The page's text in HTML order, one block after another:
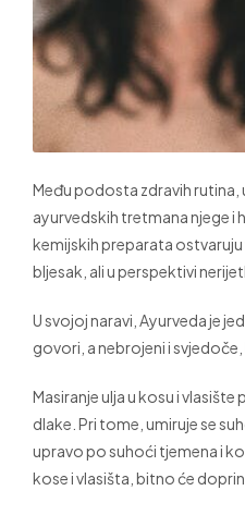
Među podosta zdravih rutina,
ayurvedskih tretmana njege i
kemijskih preparata
bljesak, ali u perspektivi
U svojoj naravi, Ayurveda je
govori, a nebrojeni i svjedoče,
Masiranje ulja u kosu i
dlake. Pri tome, umiruje se
upravo po suhoći tjemena i
kose i vlasišta, bitno će